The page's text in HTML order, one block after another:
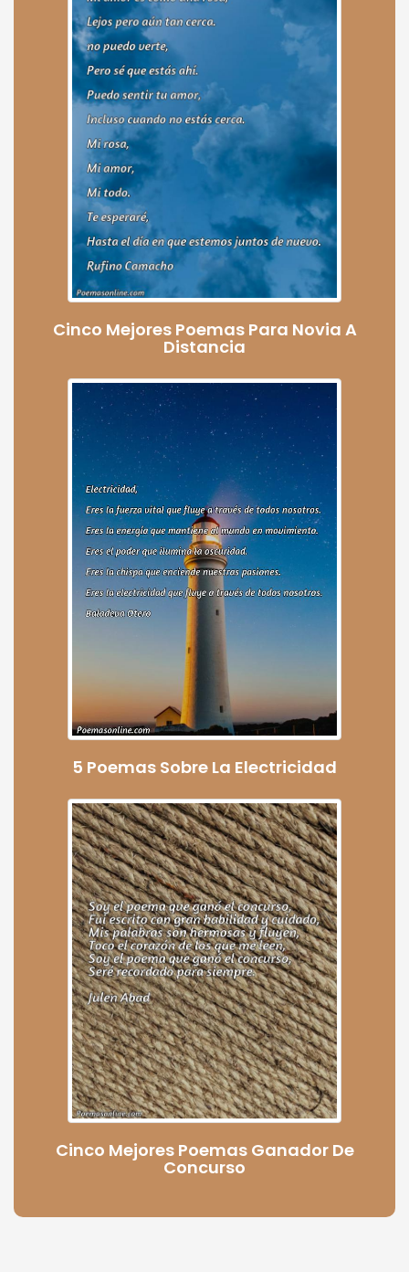
Cinco Mejores Poemas Para Novia A
Distancia
5 Poemas Sobre La Electricidad
Cinco Mejores Poemas Ganador De
Concurso